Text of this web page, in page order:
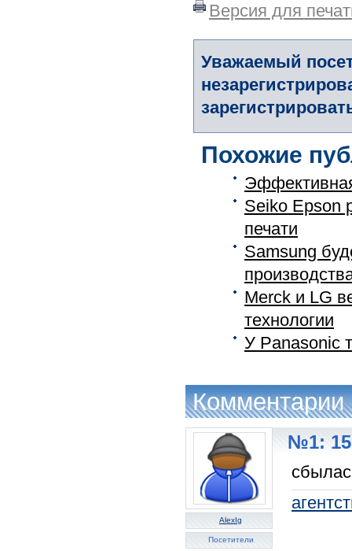
Версия для
Уважаемый
Похожие
Seiko Epson
печати
Samsung
Merck и LG
технологии
У Panasonic
Комментарии
AlexIg
Посетители
№1: 15